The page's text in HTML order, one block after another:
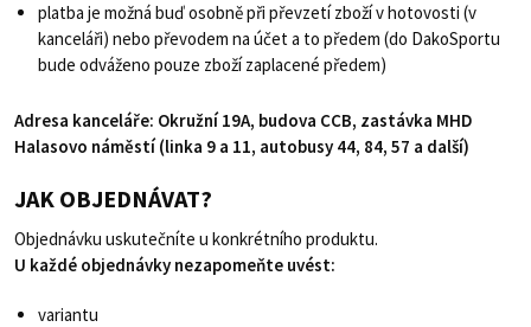
platba je možná buď osobně při převzetí zboží v hotovosti (v
kanceláři) nebo převodem na účet a to předem (do DakoSportu
bude odváženo pouze zboží zaplacené předem)
Adresa kanceláře: Okružní 19A, budova CCB, zastávka MHD
Halasovo náměstí (linka 9 a 11, autobusy 44, 84, 57 a další)
JAK OBJEDNÁVAT?
Objednávku uskutečníte u konkrétního produktu.
U každé objednávky nezapomeňte uvést:
variantu